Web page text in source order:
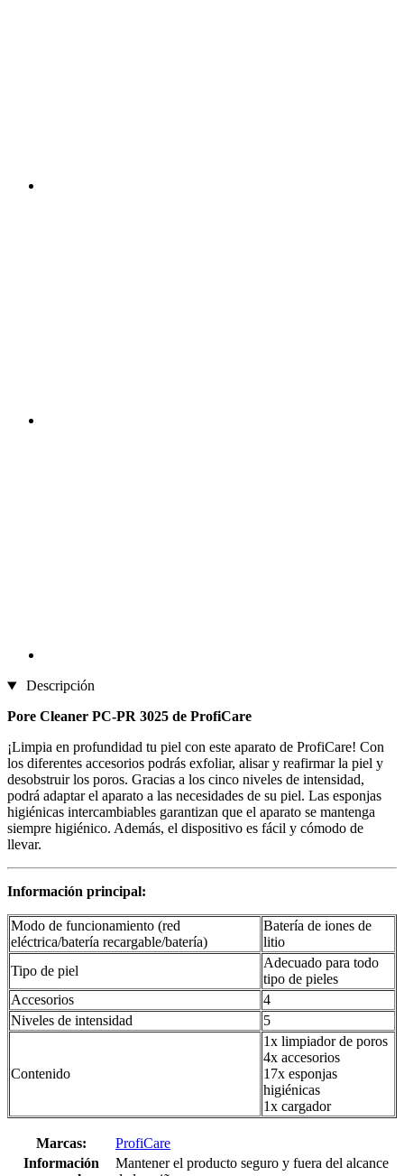
Descripción
Pore Cleaner PC-PR 3025 de ProfiCare
¡Limpia en profundidad tu piel con este aparato de ProfiCare! Con
los diferentes accesorios podrás exfoliar, alisar y reafirmar la piel y
desobstruir los poros. Gracias a los cinco niveles de intensidad,
podrá adaptar el aparato a las necesidades de su piel. Las esponjas
higiénicas intercambiables garantizan que el aparato se mantenga
siempre higiénico. Además, el dispositivo es fácil y cómodo de
llevar.
Información principal:
Modo de funcionamiento (red
eléctrica/batería recargable/batería)
Batería de iones de
litio
Tipo de piel
Adecuado para todo
tipo de pieles
Accesorios
4
Niveles de intensidad
5
Contenido
1x limpiador de poros
4x accesorios
17x esponjas
higiénicas
1x cargador
Marcas:
ProfiCare
Información
Mantener el producto seguro y fuera del alcance